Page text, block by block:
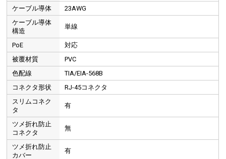
ケーブル導体
23AWG
ケーブル導体
構造
単線
PoE
対応
被覆材質
PVC
色配線
TIA/EIA-568B
コネクタ形状
RJ-45コネクタ
スリムコネク
タ
有
ツメ折れ防止
コネクタ
無
ツメ折れ防止
カバー
有